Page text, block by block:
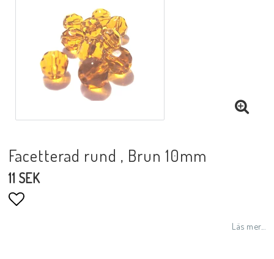
Facetterad rund , Brun 10mm
11 SEK
Läs mer...